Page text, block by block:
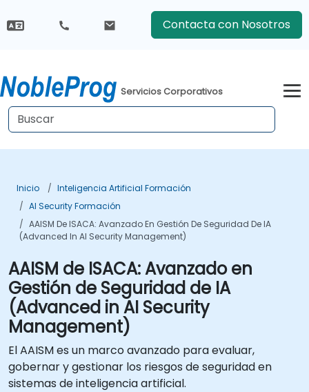
Contacta con Nosotros
Servicios Corporativos
Inicio
Inteligencia Artificial Formación
AI Security Formación
AAISM De ISACA: Avanzado En Gestión De Seguridad De IA
(Advanced In AI Security Management)
AAISM de ISACA: Avanzado en
Gestión de Seguridad de IA
(Advanced in AI Security
Management)
El AAISM es un marco avanzado para evaluar,
gobernar y gestionar los riesgos de seguridad en
sistemas de inteligencia artificial.